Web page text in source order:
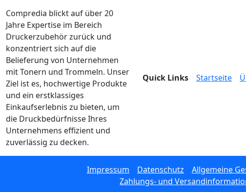
Compredia blickt auf über 20
Jahre Expertise im Bereich
Druckerzubehör zurück und
konzentriert sich auf die
Belieferung von Unternehmen
mit Tonern und Trommeln. Unser
Ziel ist es, hochwertige Produkte
und ein erstklassiges
Einkaufserlebnis zu bieten, um
die Druckbedürfnisse Ihres
Unternehmens effizient und
zuverlässig zu decken.
Quick Links Startseite
Impressum Datenschutz
Allgemeine
Zahlungs- und